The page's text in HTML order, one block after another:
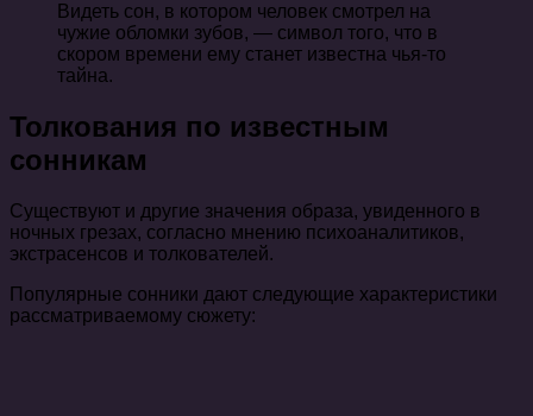
Видеть сон, в котором человек смотрел на
чужие обломки зубов, — символ того, что в
скором времени ему станет известна чья-то
тайна.
Толкования по известным
сонникам
Существуют и другие значения образа, увиденного в
ночных грезах, согласно мнению психоаналитиков,
экстрасенсов и толкователей.
Популярные сонники дают следующие характеристики
рассматриваемому сюжету: